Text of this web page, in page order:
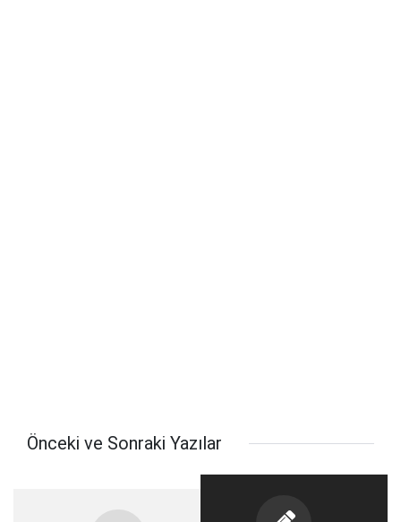
Önceki ve Sonraki Yazılar